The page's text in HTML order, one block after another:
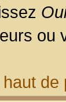
ou
de